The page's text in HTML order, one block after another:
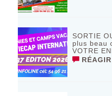
SORTIE
plus beau
VOTRE
RÉAGIR